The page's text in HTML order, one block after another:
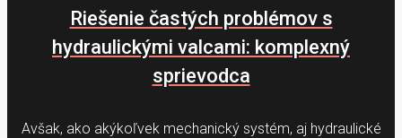
Riešenie častých problémov s
hydraulickými valcami: komplexný
sprievodca
Avšak, ako akýkoľvek mechanický systém, aj hydraulické